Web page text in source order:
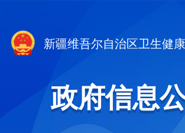
新疆维吾尔自治区卫生健
政府信息